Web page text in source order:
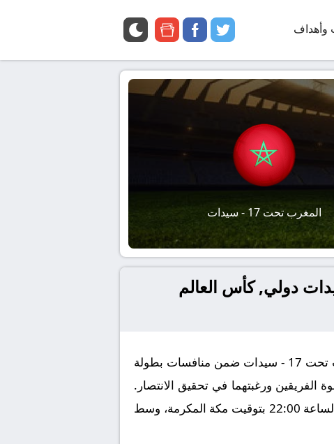
twitter
facebook
google
المغرب تحت 17 - سيدات
كوستاريكا تحت 17 – سيدات و المغرب تحت 17 – سيدات دولي, كأس العالم
يترقب عشاق كرة القدم مواجهة من العيار الثقيل تجمع بين كوستاريكا تحت 17 - سيدات و المغرب تحت 17 - سيدات ضمن منافسات بطولة
نظراً لقوة الفريقين ورغبتهما في تحقيق الانتصار.
تقام المباراة على أرضية ملعب الملعب الأولمبي بالرباط يوم 2025-10-24، في توقيت حاسم عند الساعة 22:00 بتوقيت مكة المكرمة، وسط